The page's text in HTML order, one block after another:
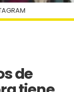
de